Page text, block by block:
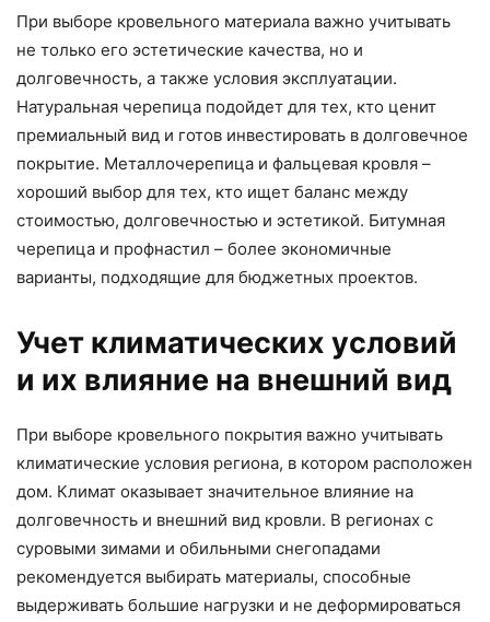
При выборе кровельного материала важно учитывать
не только его эстетические качества, но и
долговечность, а также условия эксплуатации.
Натуральная черепица подойдет для тех, кто ценит
премиальный вид и готов инвестировать в долговечное
покрытие. Металлочерепица и фальцевая кровля –
хороший выбор для тех, кто ищет баланс между
стоимостью, долговечностью и эстетикой. Битумная
черепица и профнастил – более экономичные
варианты, подходящие для бюджетных проектов.
Учет климатических условий
и их влияние на внешний вид
При выборе кровельного покрытия важно учитывать
климатические условия региона, в котором расположен
дом. Климат оказывает значительное влияние на
долговечность и внешний вид кровли. В регионах с
суровыми зимами и обильными снегопадами
рекомендуется выбирать материалы, способные
выдерживать большие нагрузки и не деформироваться